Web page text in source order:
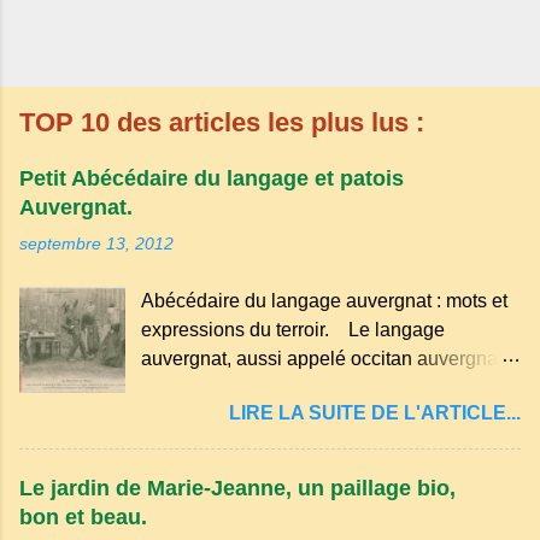
TOP 10 des articles les plus lus :
Petit Abécédaire du langage et patois
Auvergnat.
septembre 13, 2012
Abécédaire du langage auvergnat : mots et
expressions du terroir. Le langage
auvergnat, aussi appelé occitan auvergnat ,
principalement en Auvergne et dans
certaines parties du Massif central . Il
appartient à la famille des langues romanes
et est classé parmi les dialectes du nord-
LIRE LA SUITE DE L'ARTICLE...
Le jardin de Marie-Jeanne, un paillage bio,
bon et beau.